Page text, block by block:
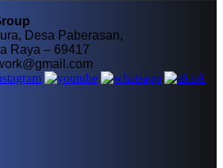
Desa Paberasan,
Raya – 69417